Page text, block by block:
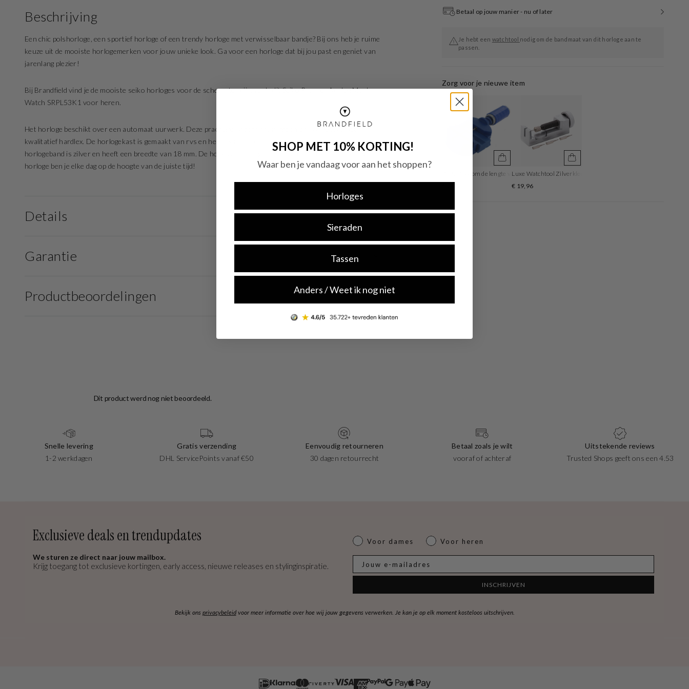
Beschrijving
Een chic polshorloge, een sportief horloge of een trendy horloge met verwisselbaar bandje? Bij ons heb je ruime
keuze uit de mooiste horlogemerken voor jouw unieke look. Ga voor een horloge dat bij jou past en geniet van
jarenlang plezier!
Bij Brandfield vind je de mooiste seiko horloges voor de scherpste prijs, zoals dit Seiko Prospex Analog Men's
Watch SRPL53K1 voor heren.
Het horloge beschikt over een automaat uurwerk. Deze prachtige wijzerplaat is groen en is afgedekt met
kwalitatief hardlex. De horlogekast is gemaakt van rvs en heeft een diameter van 41.7 mm. De kleur van deze
horlogeband is zilver en heeft een breedte van 18 mm. De horlogeband is gemaakt van rvs . Met dit prachtige
horloge ben je elke dag op de hoogte van de juiste tijd!
Details
Garantie
Productbeoordelingen
Betaal op jouw manier - nu of later
Je hebt een watchtool nodig om de bandmaat van dit horloge aan te
passen.
Zorg voor je nieuwe item
Watchtool om de lengte van de horlogeband aan te passen
Luxe Watchtool Zilverkleurig om je bandlengte aan te passen
€ 19,96
Snelle levering
1-2 werkdagen
Gratis verzending
DHL ServicePoints vanaf €50
Eenvoudig retourneren
30 dagen retourrecht
Betaal zoals je wilt
vooraf of achteraf
Uitstekende reviews
Trusted Shops geeft ons een 4.53
Exclusieve deals en trendupdates Dames of heren
Voor dames Voor heren
We sturen ze direct naar jouw mailbox.
Krijg toegang tot exclusieve kortingen, early access, nieuwe releases en stylinginspiratie.
INSCHRIJVEN
Bekijk ons privacybeleidvoor meer informatie over hoe wij jouw gegevens verwerken. Je kan je op elk moment kosteloos uitschrijven.
SHOP MET 10% KORTING!
Waar ben je vandaag voor aan het shoppen?
Horloges
Sieraden
Tassen
Anders / Weet ik nog niet